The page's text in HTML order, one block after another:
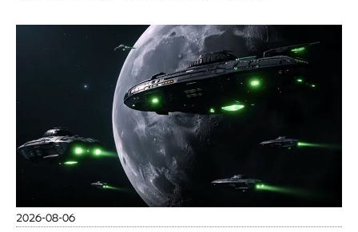
2026-08-06